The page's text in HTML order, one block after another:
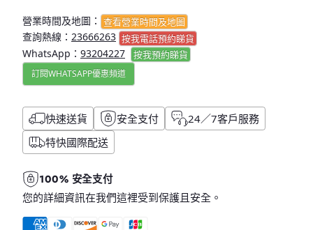
營業時間及地圖： 查看營業時間及地圖
查詢熱線： 23666263 按我電話預約睇貨
WhatsApp： 93204227 按我預約睇貨
訂閱WHATSAPP優惠頻道
快速送貨 安全支付
24／7客戶服務
特快國際配送
100% 安全支付
您的詳細資訊在我們這裡受到保護且安全。